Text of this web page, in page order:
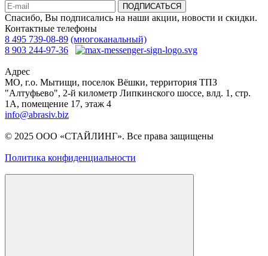
ПОДПИСАТЬСЯ
Спасибо, Вы подписались на наши акции, новости и скидки.
Контактные телефоны
8 495 739-08-89 (многоканальный)
8 903 244-97-36
Адрес
МО, г.о. Мытищи, поселок Вёшки, территория ТПЗ
"Алтуфьево", 2-й километр Липкинского шоссе, влд. 1, стр.
1A, помещение 17, этаж 4
info@abrasiv.biz
© 2025 ООО «СТАЙЛИНГ». Все права защищены
Политика конфиденциальности